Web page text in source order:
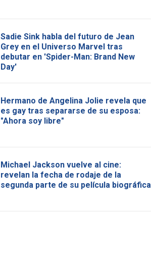
Sadie Sink habla del futuro de Jean
Grey en el Universo Marvel tras
debutar en 'Spider-Man: Brand New
Day'
Hermano de Angelina Jolie revela que
es gay tras separarse de su esposa:
"Ahora soy libre"
Michael Jackson vuelve al cine:
revelan la fecha de rodaje de la
segunda parte de su película biográfica